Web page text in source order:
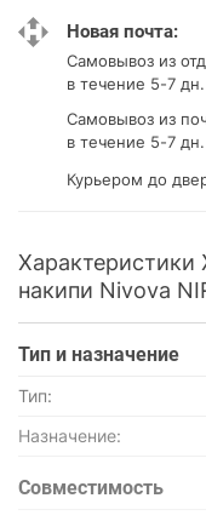
Новая почта:
Самовывоз из
в течение 5-7 дн.
Самовывоз из
в течение 5-7 дн.
Курьером до
Характеристики
накипи Nivova
Тип и назначение
Тип:
Назначение:
Совместимость